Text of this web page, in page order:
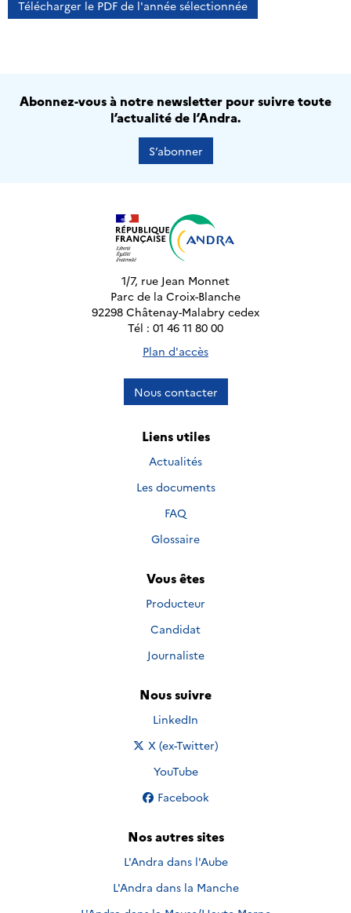
Télécharger le PDF de l'année sélectionnée
Abonnez-vous à notre newsletter pour suivre toute
l’actualité de l’Andra.
S’abonner
1/7, rue Jean Monnet
Parc de la Croix-Blanche
92298 Châtenay-Malabry cedex
Tél : 01 46 11 80 00
Plan d'accès
Nous contacter
Liens utiles
Actualités
Les documents
FAQ
Glossaire
Vous êtes
Producteur
Candidat
Journaliste
Nous suivre
Nous suivre sur
LinkedIn
Nous suivre sur
X (ex-Twitter)
Nous suivre sur
YouTube
Nous suivre sur
Facebook
Nos autres sites
L'Andra dans l'Aube
L'Andra dans la Manche